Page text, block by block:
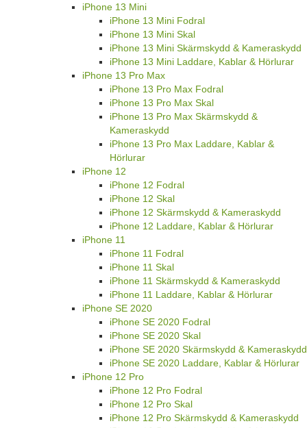
iPhone 13 Mini
iPhone 13 Mini Fodral
iPhone 13 Mini Skal
iPhone 13 Mini Skärmskydd & Kameraskydd
iPhone 13 Mini Laddare, Kablar & Hörlurar
iPhone 13 Pro Max
iPhone 13 Pro Max Fodral
iPhone 13 Pro Max Skal
iPhone 13 Pro Max Skärmskydd &
Kameraskydd
iPhone 13 Pro Max Laddare, Kablar &
Hörlurar
iPhone 12
iPhone 12 Fodral
iPhone 12 Skal
iPhone 12 Skärmskydd & Kameraskydd
iPhone 12 Laddare, Kablar & Hörlurar
iPhone 11
iPhone 11 Fodral
iPhone 11 Skal
iPhone 11 Skärmskydd & Kameraskydd
iPhone 11 Laddare, Kablar & Hörlurar
iPhone SE 2020
iPhone SE 2020 Fodral
iPhone SE 2020 Skal
iPhone SE 2020 Skärmskydd & Kameraskydd
iPhone SE 2020 Laddare, Kablar & Hörlurar
iPhone 12 Pro
iPhone 12 Pro Fodral
iPhone 12 Pro Skal
iPhone 12 Pro Skärmskydd & Kameraskydd